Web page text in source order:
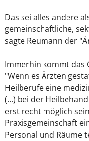
Das sei alles andere
gemeinschaftliche,
sagte Reumann der
Immerhin kommt das
"Wenn es Ärzten
Heilberufe eine
(...) bei der
erst recht möglich
Praxisgemeinschaft
Personal und Räume